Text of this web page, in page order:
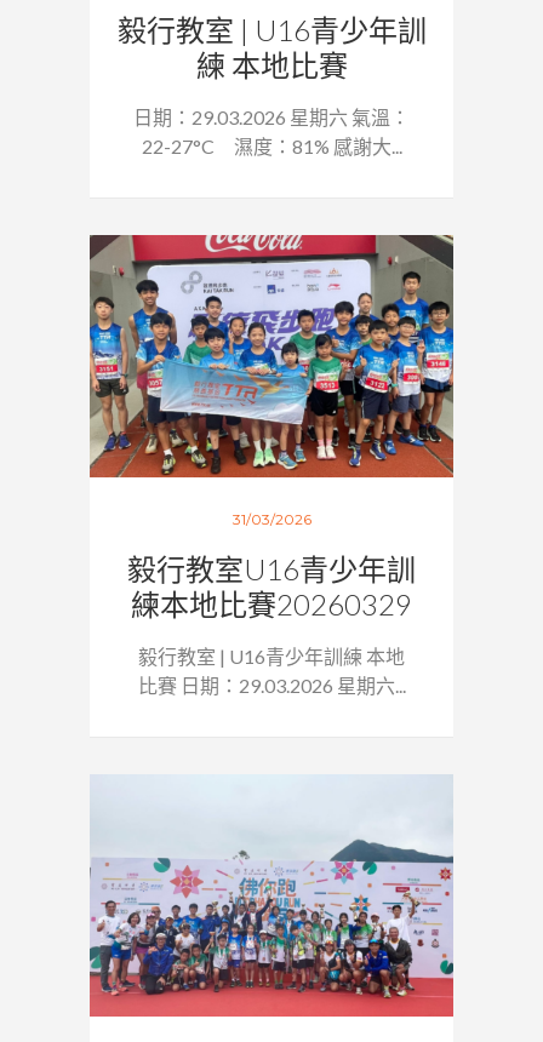
毅行教室 | U16青少年訓
練 本地比賽
日期：29.03.2026 星期六 氣溫：
22-27°C 濕度：81% 感謝大...
31/03/2026
毅行教室U16青少年訓
練本地比賽20260329
毅行教室 | U16青少年訓練 本地
比賽 日期：29.03.2026 星期六...